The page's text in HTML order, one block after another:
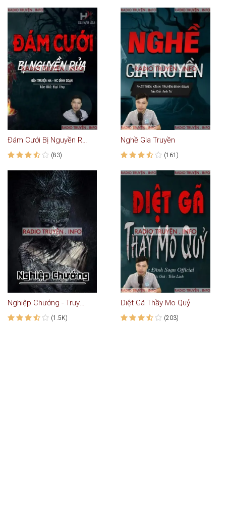
Đám Cưới Bị Nguyền Rủa
(83)
Nghề Gia Truyền
(161)
Nghiệp Chướng - Truyện Ma Kinh Dị
(1.5K)
Diệt Gã Thầy Mo Quỷ
(203)